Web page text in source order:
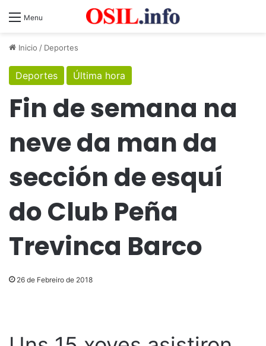
Menu
Inicio / Deportes
Deportes Última hora
Fin de semana na
neve da man da
sección de esquí
do Club Peña
Trevinca Barco
26 de Febreiro de 2018